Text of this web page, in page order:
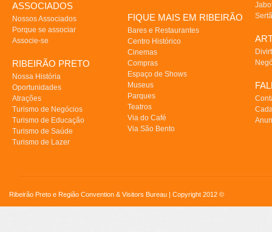
ASSOCIADOS
Nossos Associados
Porque se associar
Associe-se
RIBEIRÃO PRETO
Nossa História
Oportunidades
Atrações
Turismo de Negócios
Turismo de Educação
Turismo de Saúde
Turismo de Lazer
FIQUE MAIS EM RIBEIRÃO
Bares e Restaurantes
Centro Histórico
Cinemas
Compras
Espaço de Shows
Museus
Parques
Teatros
Via do Café
Via São Bento
Ribeirão Preto e Região Convention & Visitors Bureau | Copyright 2012 ©